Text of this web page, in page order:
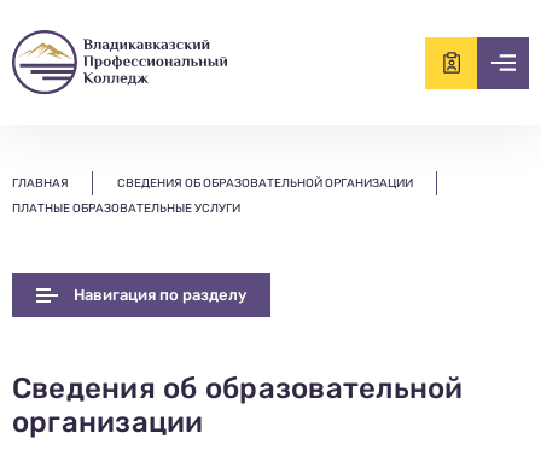
ГЛАВНАЯ
СВЕДЕНИЯ ОБ ОБРАЗОВАТЕЛЬНОЙ ОРГАНИЗАЦИИ
ПЛАТНЫЕ ОБРАЗОВАТЕЛЬНЫЕ УСЛУГИ
Навигация по разделу
Сведения об образовательной
организации